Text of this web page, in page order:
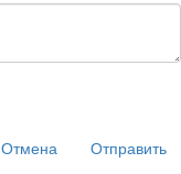
Отмена
Отправить